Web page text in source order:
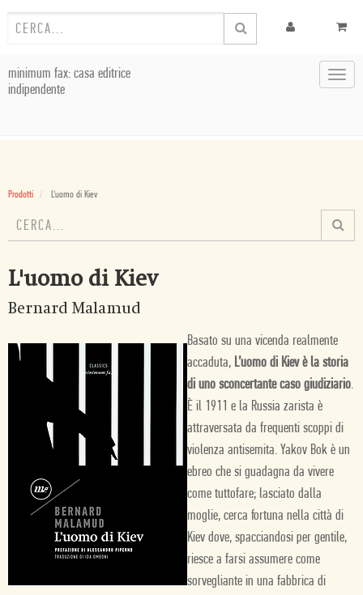
minimum fax: casa editrice
indipendente
Prodotti L'uomo di Kiev
L'uomo di Kiev
Bernard Malamud
Basato su una vicenda realmente
accaduta, L’uomo di Kiev è la storia
di uno sconcertante caso giudiziario.
È il 1911 e la Russia zarista è
attraversata da frequenti scoppi di
violenza antisemita. Yakov Bok è un
ebreo che si guadagna da vivere
come tuttofare; lasciato dalla
moglie, cerca fortuna nella città di
Kiev dove, spacciandosi per gentile,
riesce a farsi assumere come
sorvegliante in una fabbrica di